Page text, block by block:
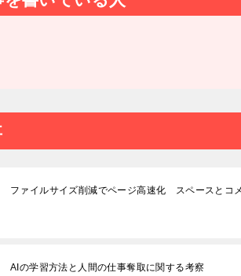
ファイルサイズ削減でページ高速化 スペースとコ
AIの学習方法と人間の仕事奪取に関する考察